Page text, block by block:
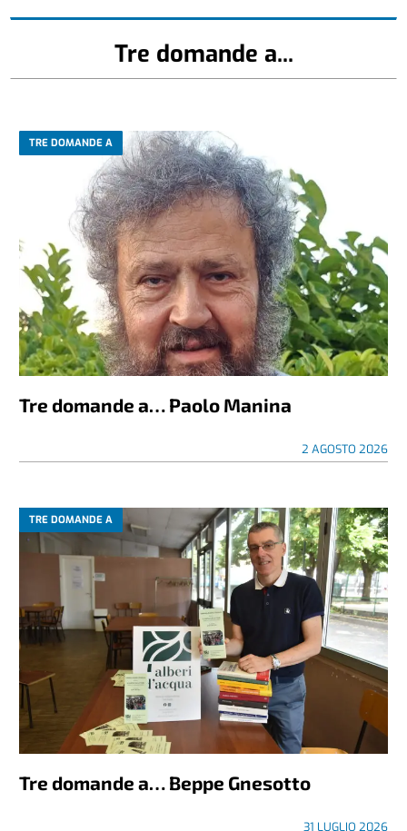
Tre domande a...
TRE DOMANDE A
Tre domande a… Paolo Manina
2 AGOSTO 2026
TRE DOMANDE A
Tre domande a… Beppe Gnesotto
31 LUGLIO 2026